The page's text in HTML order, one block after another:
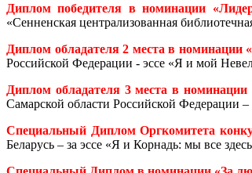
Диплом победителя в номинации
«Сенненская централизованная
Диплом обладателя 2 места в номинации
Российской Федерации - эссе «Я и мой
Диплом обладателя 3 места в номинации
Самарской области Российской Федерации
Специальный Диплом Оргкомитета
Беларусь – за эссе «Я и Корнадь: мы все